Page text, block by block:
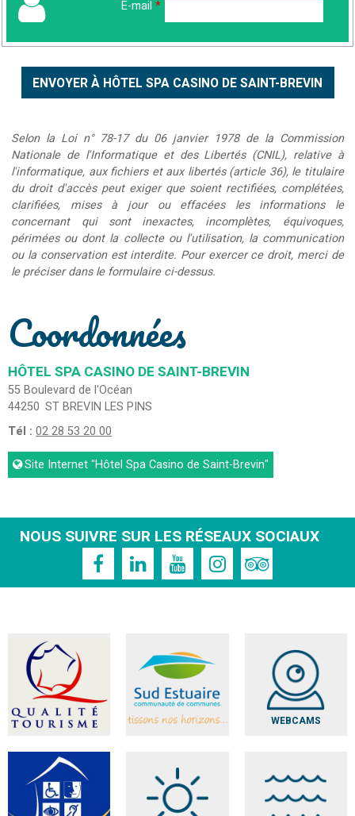
E-mail *
Selon la Loi n° 78-17 du 06 janvier 1978 de la Commission
Nationale de l'Informatique et des Libertés (CNIL), relative à
l'informatique, aux fichiers et aux libertés (article 36), le titulaire
du droit d'accès peut exiger que soient rectifiées, complétées,
clarifiées, mises à jour ou effacées les informations le
concernant qui sont inexactes, incomplètes, équivoques,
périmées ou dont la collecte ou l'utilisation, la communication
ou la conservation est interdite. Pour exercer ce droit, merci de
le préciser dans le formulaire ci-dessus.
Coordonnées
HÔTEL SPA CASINO DE SAINT-BREVIN
55 Boulevard de l'Océan
44250 ST BREVIN LES PINS
Tél : 02 28 53 20 00
Site Internet"Hôtel Spa Casino de Saint-Brevin"
NOUS SUIVRE SUR LES RÉSEAUX SOCIAUX
WEBCAMS